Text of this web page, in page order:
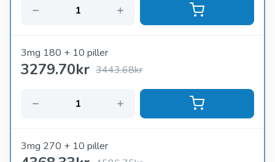
3mg 180 + 10 piller
3279.70kr 3443.68kr
3mg 270 + 10 piller